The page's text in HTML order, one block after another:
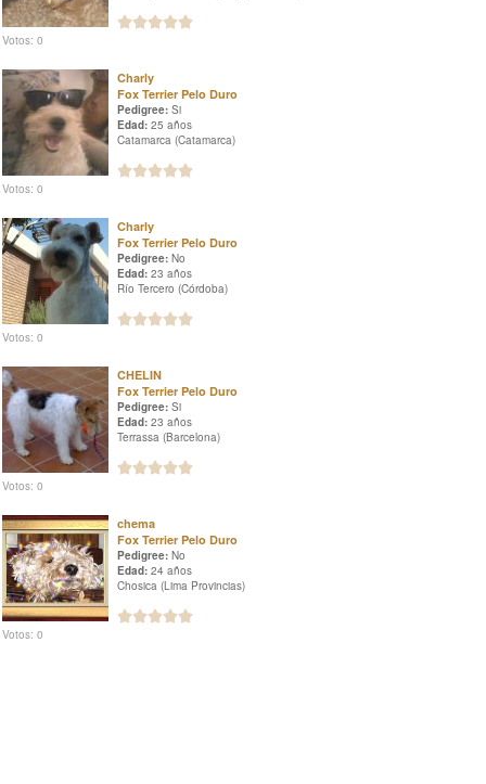
Votos: 0
Charly
Fox Terrier Pelo Duro
Pedigree: Si
Edad: 25 años
Catamarca (Catamarca)
Votos: 0
Charly
Fox Terrier Pelo Duro
Pedigree: No
Edad: 23 años
Río Tercero (Córdoba)
Votos: 0
CHELIN
Fox Terrier Pelo Duro
Pedigree: Si
Edad: 23 años
Terrassa (Barcelona)
Votos: 0
chema
Fox Terrier Pelo Duro
Pedigree: No
Edad: 24 años
Chosica (Lima Provincias)
Votos: 0